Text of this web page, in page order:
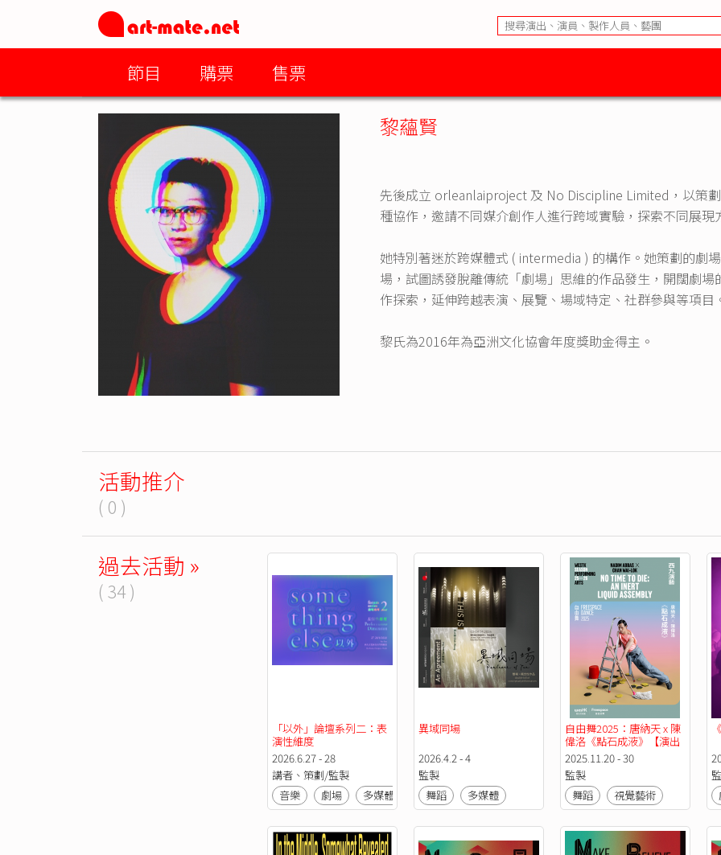
節目 購票 售票
黎蘊賢
先後成立 orleanlaiproject 及 No Discipline Limited，以策
種協作，邀請不同媒介創作人進行跨域實驗，探索不同展
她特別著迷於跨媒體式 ( intermedia ) 的構作。她策劃的劇
場，試圖誘發脫離傳統「劇場」思維的作品發生，開闊劇
作探索，延伸跨越表演、展覽、場域特定、社群參與等項目
黎氏為2016年為亞洲文化協會年度獎助金得主。
活動推介
( 0 )
過去活動 »
( 34 )
「以外」論壇系列二：表
演性維度
2026.6.27 - 28
講者、策劃/監製
音樂
劇場 多媒體 視覺藝術 文化
異域同場
2026.4.2 - 4
監製
舞蹈
多媒體
自由舞2025：唐納天 x 陳
偉洛《點石成液》【演出
• 裝置展覽】
2025.11.20 - 30
監製
舞蹈
視覺藝術